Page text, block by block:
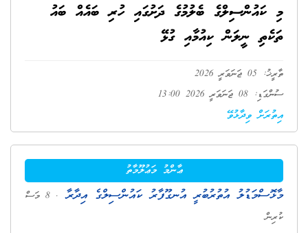
މި ކައުންސިލްގެ ބެލުމުގެ ދަށުގައި ހުރި ބައެއް ބައު
ތަކެތި ނީލަން ކިއުމާއި ގުޅޭ
ތާރީޚު: 05 ޖަނަވަރީ 2026
ސުންގަޑި: 08 ޖަނަވަރީ 2026 13:00
އިތުރަށް ވިދާޅުވޭ
ޢާންމު މަޢުލޫމާތު
މާޅޮސްމަޑުލު އުތުރުބުރީ އުނގޫފާރު ކައުންސިލްގެ އިދާރާ
. 8 މަސް
ކުރިން